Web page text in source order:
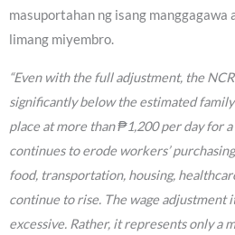
masuportahan ng isang manggagawa
limang miyembro.
“Even with the full adjustment, the
significantly below the estimated
place at more than ₱1,200 per day for
continues to erode workers’
food, transportation, housing,
continue to rise. The wage adjustment
excessive. Rather, it represents only a